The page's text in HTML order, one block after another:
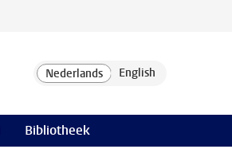
Bibliotheek